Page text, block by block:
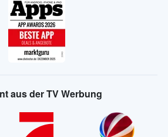
aus der TV Werbung